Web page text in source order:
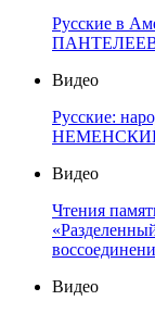
Русские в
ПАНТЕЛЕЕВ
Видео
Русские:
НЕМЕНСКИЙ
Видео
Чтения
Видео